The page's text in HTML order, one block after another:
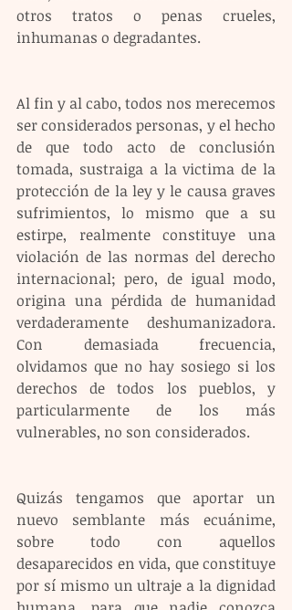
otros tratos o penas crueles,
inhumanas o degradantes.
Al fin y al cabo, todos nos merecemos
ser considerados personas, y el hecho
de que todo acto de conclusión
tomada, sustraiga a la victima de la
protección de la ley y le causa graves
sufrimientos, lo mismo que a su
estirpe, realmente constituye una
violación de las normas del derecho
internacional; pero, de igual modo,
origina una pérdida de humanidad
verdaderamente deshumanizadora.
Con demasiada frecuencia,
olvidamos que no hay sosiego si los
derechos de todos los pueblos, y
particularmente de los más
vulnerables, no son considerados.
Quizás tengamos que aportar un
nuevo semblante más ecuánime,
sobre todo con aquellos
desaparecidos en vida, que constituye
por sí mismo un ultraje a la dignidad